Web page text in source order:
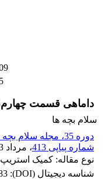
داماهی قسمت
سلام بچه ها
شماره پیاپی 413
، مرداد 1403
نوع مقاله: کمیک استریپ
شناسه دیجیتال (DOI):